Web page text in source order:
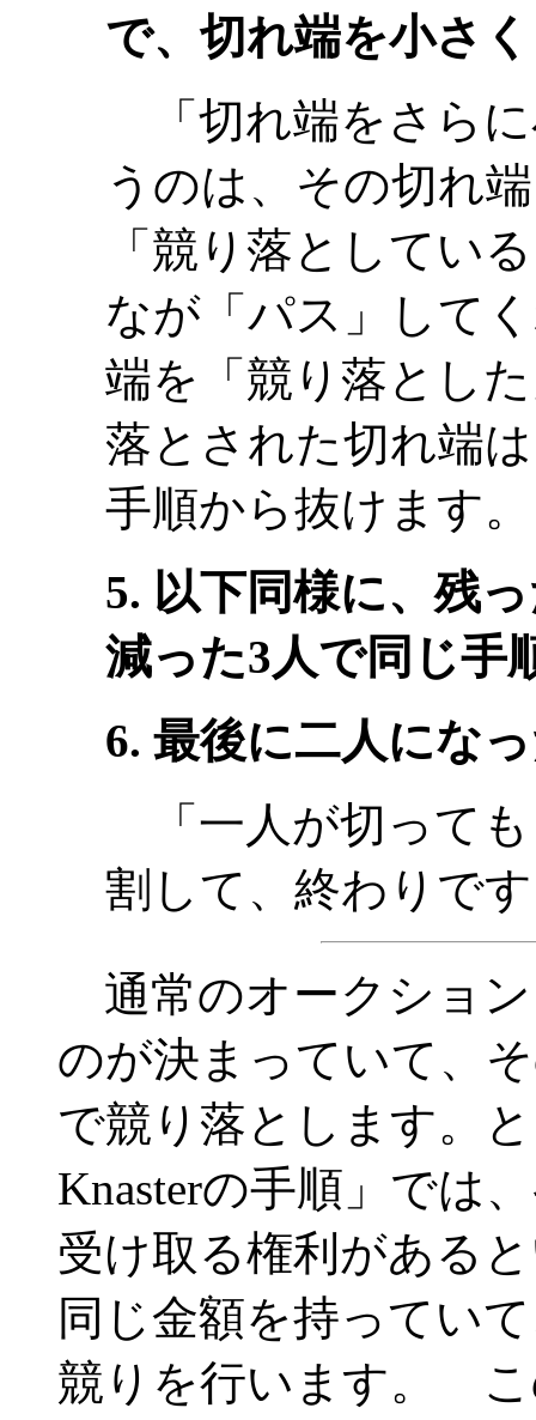
で、切れ端を小さ
「切れ端をさら
うのは、その切れ
「競り落としてい
なが「パス」して
端を「競り落とし
落とされた切れ端
手順から抜けます
5. 以下同様に、残
減った3人で同じ手
6. 最後に二人にな
「一人が切っても
割して、終わりで
通常のオークショ
のが決まっていて、
で競り落とします。
Knasterの手順」では
受け取る権利がある
同じ金額を持ってい
競りを行います。 こ